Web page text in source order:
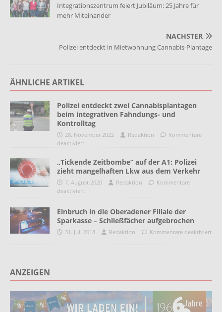
Integrationszentrum feiert Jubiläum: 25 Jahre für
mehr Miteinander
NÄCHSTER
Polizei entdeckt in Mietwohnung Cannabis-Plantage
ÄHNLICHE ARTIKEL
Polizei entdeckt zwei Cannabisplantagen
beim integrativen Fahndungs- und
Kontrolltag
28. November 2022 Redaktion
Kommentare
deaktiviert
„Tickende Zeitbombe“ auf der A1: Polizei
zieht mangelhaften Lkw aus dem Verkehr
7. August 2020 Redaktion
Kommentare
deaktiviert
Einbruch in die Oberadener Filiale der
Sparkasse – Schließfächer aufgebrochen
31. Juli 2018 Redaktion Kommentare deaktiviert
ANZEIGEN